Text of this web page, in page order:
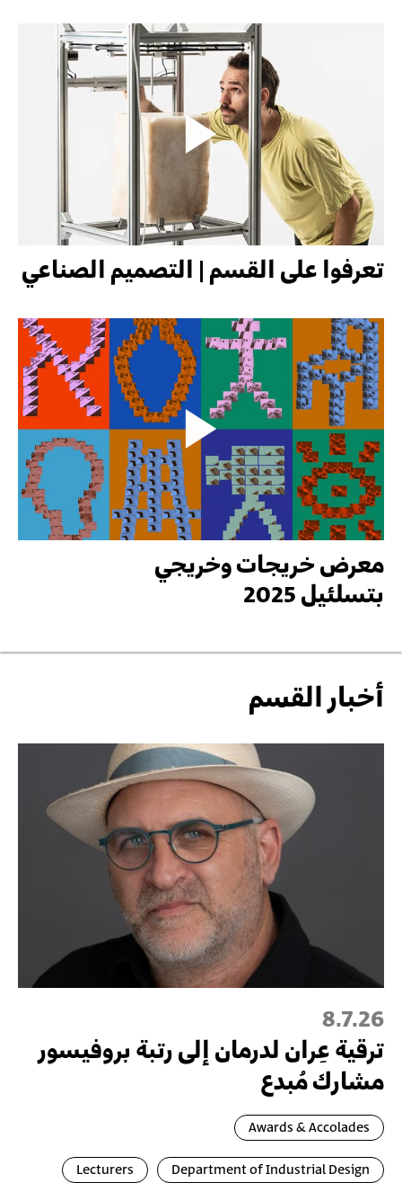
Gallery
تعرفوا على القسم | التصميم الصناعي
معرض خريجات وخريجي
بتسلئيل 2025
أخبار القسم
8.7.26
ترقية عِران لدرمان إلى رتبة بروفيسور
مشارك مُبدع
Awards & Accolades
Department of Industrial Design
Lecturers